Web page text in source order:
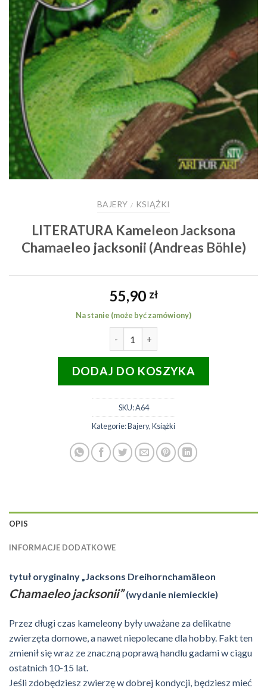
BAJERY / KSIĄŻKI
LITERATURA Kameleon Jacksona
Chamaeleo jacksonii (Andreas Böhle)
55,90 zł
Na stanie (może być zamówiony)
DODAJ DO KOSZYKA
SKU:A64
Kategorie:Bajery,Książki
OPIS
INFORMACJE DODATKOWE
tytuł oryginalny „Jacksons Dreihornchamäleon
Chamaeleo jacksonii”(wydanie niemieckie)
Przez długi czas kameleony były uważane za delikatne
zwierzęta domowe, a nawet niepolecane dla hobby. Fakt ten
zmienił się wraz ze znaczną poprawą handlu gadami w ciągu
ostatnich 10-15 lat.
Jeśli zdobędziesz zwierzę w dobrej kondycji, będziesz mieć